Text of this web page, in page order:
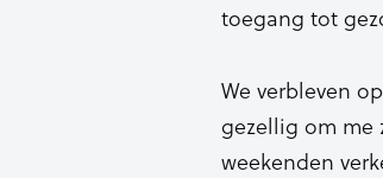
toegang tot
We verbleven
gezellig om me
weekenden